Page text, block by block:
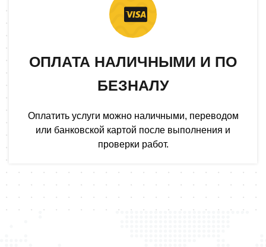
ОПЛАТА НАЛИЧНЫМИ И ПО
БЕЗНАЛУ
Оплатить услуги можно наличными, переводом
или банковской картой после выполнения и
проверки работ.